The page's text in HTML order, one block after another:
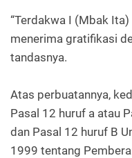
“Terdakwa I (Mbak
menerima gratifikasi
tandasnya.
Atas perbuatannya,
Pasal 12 huruf a atau
dan Pasal 12 huruf B
1999 tentang